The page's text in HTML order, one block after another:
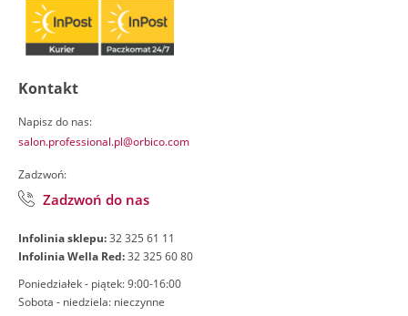
Kontakt
Napisz do nas:
salon.professional.pl@orbico.com
Zadzwoń:
Zadzwoń do nas
Infolinia sklepu:32 325 61 11
Infolinia Wella Red:32 325 60 80
Poniedziałek - piątek: 9:00-16:00
Sobota - niedziela: nieczynne